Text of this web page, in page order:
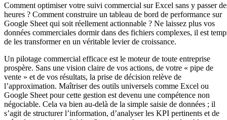
Comment optimiser votre suivi commercial sur Excel sans y passer
heures ? Comment construire un tableau de bord de performance sur
Google Sheet qui soit réellement actionnable ? Ne laissez plus vos
données commerciales dormir dans des fichiers complexes, il est
de les transformer en un véritable levier de croissance.
Un pilotage commercial efficace est le moteur de toute entreprise
prospère. Sans une vision claire de vos actions, de votre « pipe de
vente » et de vos résultats, la prise de décision relève de
l’approximation. Maîtriser des outils universels comme Excel ou
Google Sheet pour cette gestion est devenu une compétence non
négociable. Cela va bien au-delà de la simple saisie de données ; il
s’agit de structurer l’information, d’analyser les KPI pertinents et de